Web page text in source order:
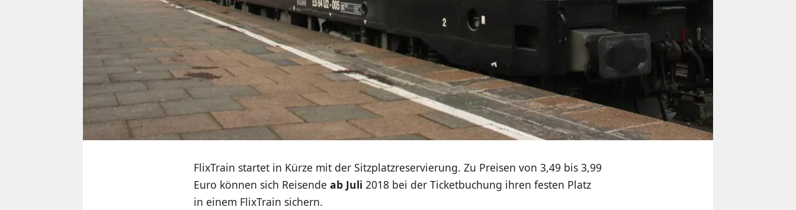
FlixTrain startet in Kürze mit der Sitzplatzreservierung. Zu Preisen von 3,49 bis 3,99
Euro können sich Reisende ab Juli 2018 bei der Ticketbuchung ihren festen Platz
in einem FlixTrain sichern.